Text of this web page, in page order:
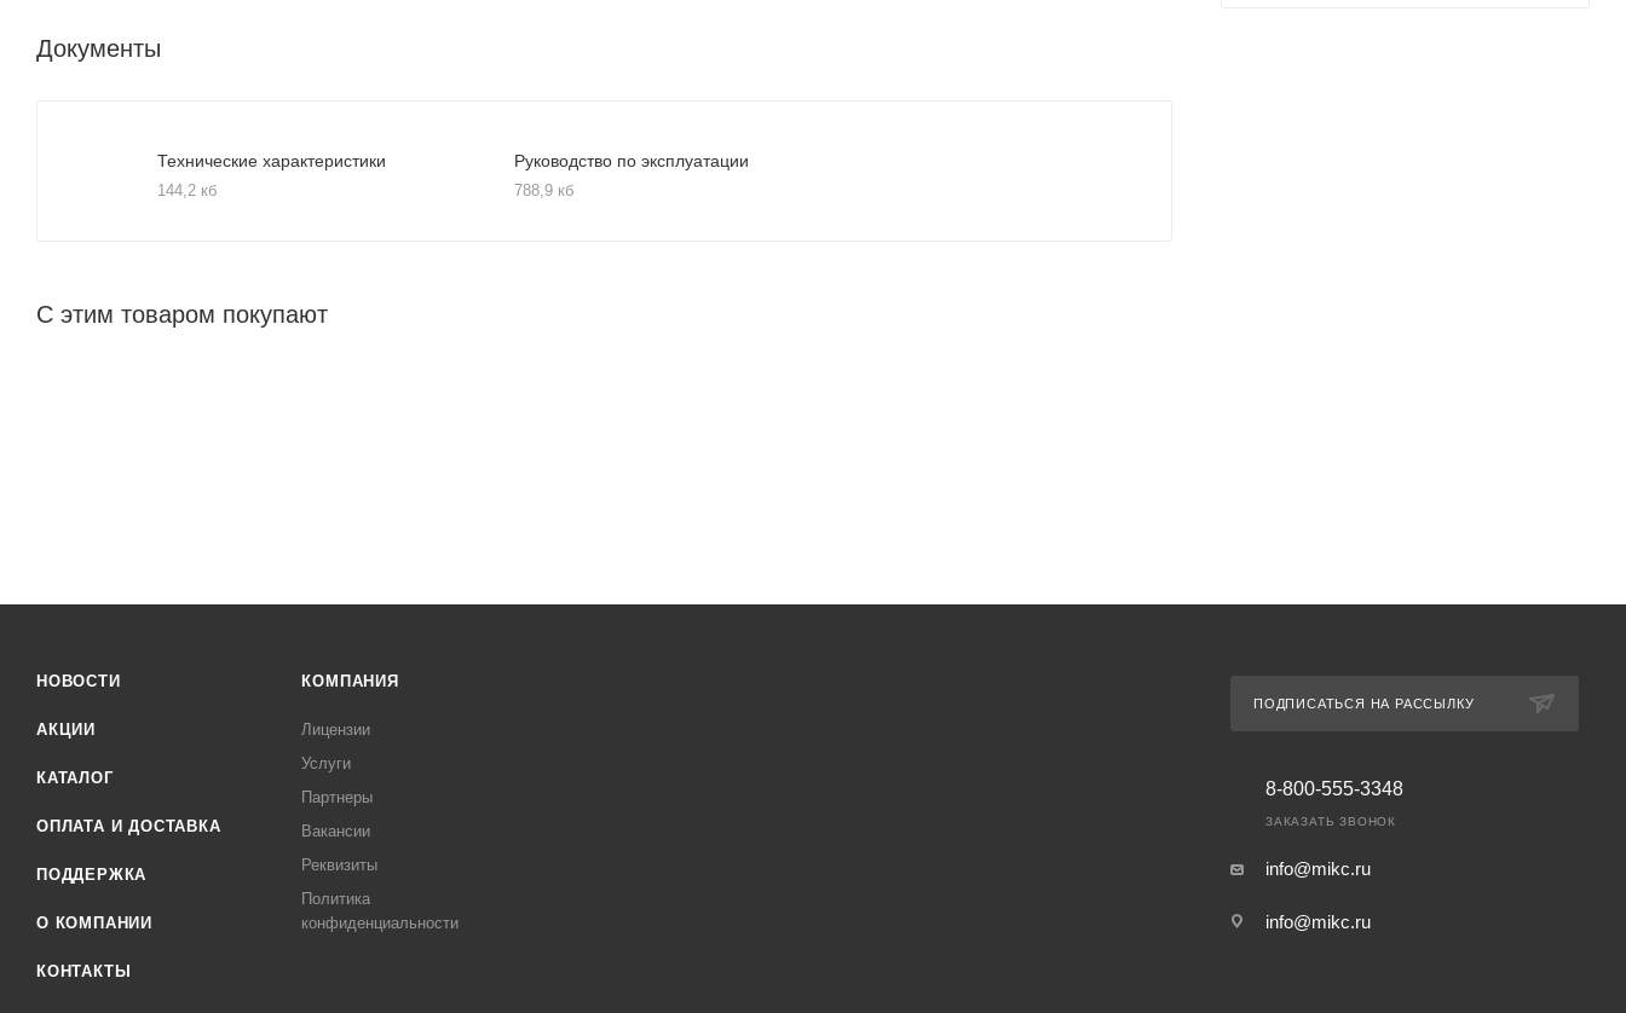
Документы
Технические характеристики
144,2 кб
Руководство по эксплуатации
788,9 кб
С этим товаром покупают
НОВОСТИ
АКЦИИ
КАТАЛОГ
ОПЛАТА И ДОСТАВКА
ПОДДЕРЖКА
О КОМПАНИИ
КОНТАКТЫ
КОМПАНИЯ
Лицензии
Услуги
Партнеры
Вакансии
Реквизиты
Политика
конфиденциальности
ПОДПИСАТЬСЯ НА РАССЫЛКУ
8-800-555-3348
ЗАКАЗАТЬ ЗВОНОК
info@mikc.ru
info@mikc.ru